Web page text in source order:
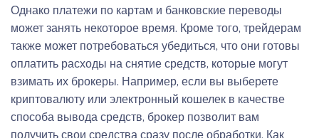
Однако платежи по картам и банковские переводы
может занять некоторое время. Кроме того, трейдерам
также может потребоваться убедиться, что они готовы
оплатить расходы на снятие средств, которые могут
взимать их брокеры. Например, если вы выберете
криптовалюту или электронный кошелек в качестве
способа вывода средств, брокер позволит вам